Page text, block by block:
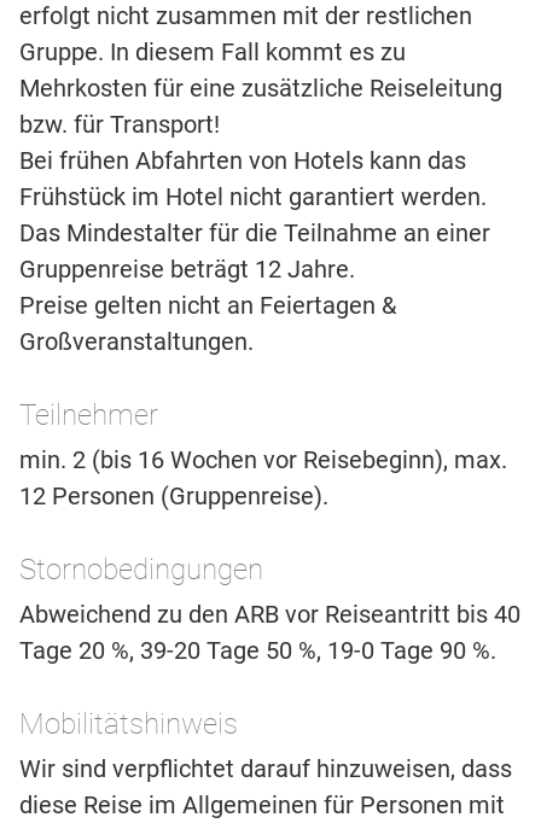
erfolgt nicht zusammen mit der restlichen
Gruppe. In diesem Fall kommt es zu
Mehrkosten für eine zusätzliche Reiseleitung
bzw. für Transport!
Bei frühen Abfahrten von Hotels kann das
Frühstück im Hotel nicht garantiert werden.
Das Mindestalter für die Teilnahme an einer
Gruppenreise beträgt 12 Jahre.
Preise gelten nicht an Feiertagen &
Großveranstaltungen.
Teilnehmer
min. 2 (bis 16 Wochen vor Reisebeginn), max.
12 Personen (Gruppenreise).
Stornobedingungen
Abweichend zu den ARB vor Reiseantritt bis 40
Tage 20 %, 39-20 Tage 50 %, 19-0 Tage 90 %.
Mobilitätshinweis
Wir sind verpflichtet darauf hinzuweisen, dass
diese Reise im Allgemeinen für Personen mit